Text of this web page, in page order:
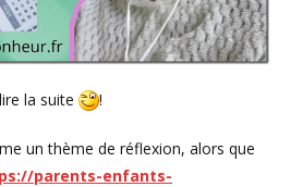
la suite !
un thème de réflexion, alors que
parents-enfants-